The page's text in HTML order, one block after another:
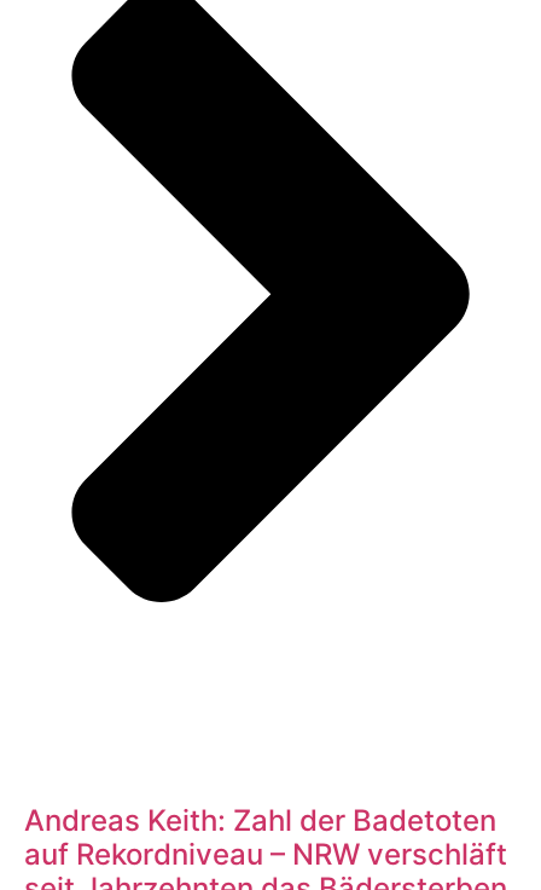
Andreas Keith: Zahl der Badetoten
auf Rekordniveau – NRW verschläft